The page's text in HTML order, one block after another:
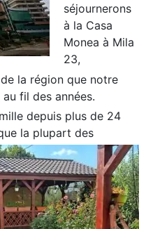
séjournerons
à la Casa
Monea à Mila
23,
la région que notre
fil des années.
depuis plus de 24
la plupart des